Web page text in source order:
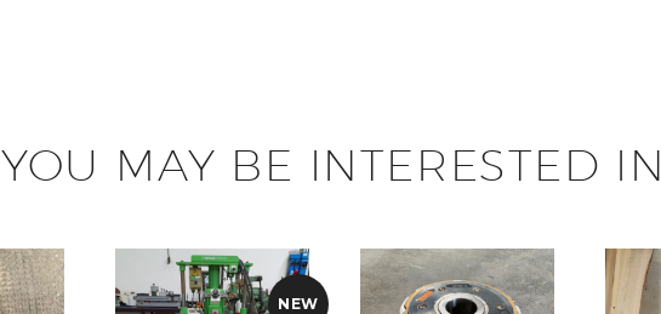
YOU MAY BE INTERESTED IN
NEW